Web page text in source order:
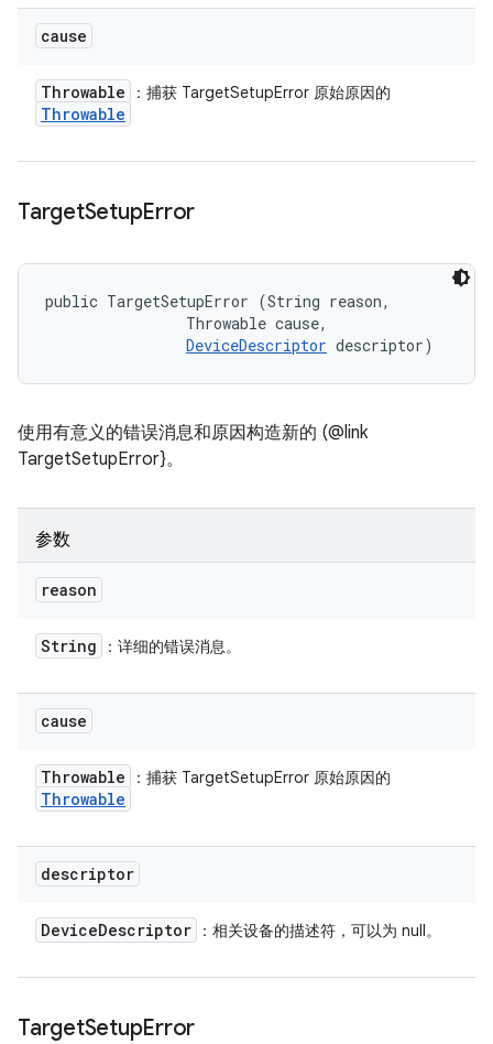
cause
Throwable ：捕获 TargetSetupError 原始原因的
Throwable
TargetSetupError
public TargetSetupError (String reason,
                Throwable cause,
DeviceDescriptor descriptor)
使用有意义的错误消息和原因构造新的 (@link
TargetSetupError}。
参数
reason
String ：详细的错误消息。
cause
Throwable ：捕获 TargetSetupError 原始原因的
Throwable
descriptor
DeviceDescriptor ：相关设备的描述符，可以为 null。
TargetSetupError